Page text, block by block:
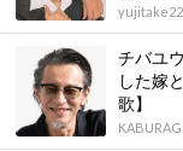
チバユ
した嫁
歌】